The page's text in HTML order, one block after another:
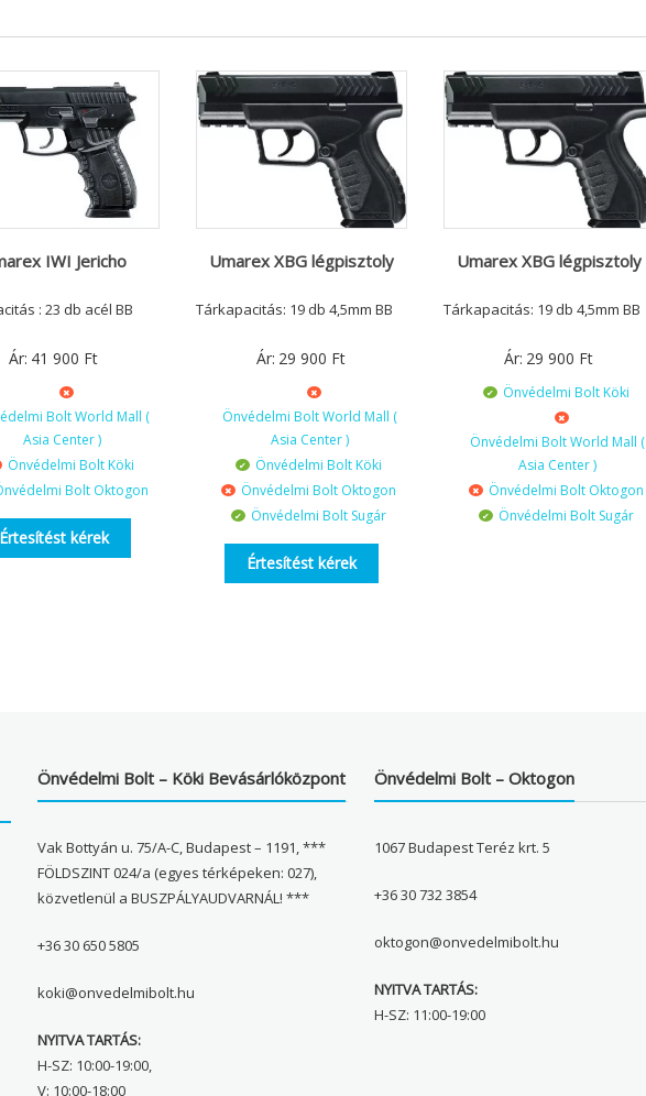
IWI Jericho
: 23 db acél BB
Ár: 41 900 Ft
Bolt World Mall (
Asia Center )
Önvédelmi Bolt Köki
Bolt Oktogon
Értesítést kérek
Umarex XBG légpisztoly
Tárkapacitás: 19 db 4,5mm BB
Ár: 29 900 Ft
Önvédelmi Bolt World Mall (
Asia Center )
Önvédelmi Bolt Köki
Önvédelmi Bolt Oktogon
Önvédelmi Bolt Sugár
Értesítést kérek
Umarex XBG légpisztoly
Tárkapacitás: 19 db 4,5mm BB
Ár: 29 900 Ft
Önvédelmi Bolt Köki
Önvédelmi Bolt World Mall (
Asia Center )
Önvédelmi Bolt Oktogon
Önvédelmi Bolt Sugár
Önvédelmi Bolt – Köki Bevásárlóközpont
Vak Bottyán u. 75/A-C, Budapest – 1191, ***
FÖLDSZINT 024/a (egyes térképeken: 027),
közvetlenül a BUSZPÁLYAUDVARNÁL! ***
+36 30 650 5805
koki@onvedelmibolt.hu
NYITVA TARTÁS:
H-SZ: 10:00-19:00,
V: 10:00-18:00
Önvédelmi Bolt – Oktogon
1067 Budapest Teréz krt. 5
+36 30 732 3854
oktogon@onvedelmibolt.hu
NYITVA TARTÁS:
H-SZ: 11:00-19:00